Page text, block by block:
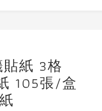
紙 3格
105張/盒